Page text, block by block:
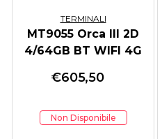
TERMINALI
MT9055 Orca III 2D
4/64GB BT WIFI 4G
€605,50
Non Disponibile